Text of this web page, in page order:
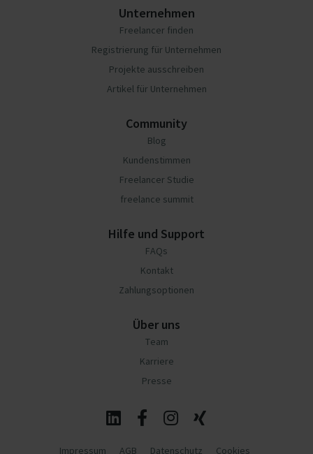
Unternehmen
Freelancer finden
Registrierung für Unternehmen
Projekte ausschreiben
Artikel für Unternehmen
Community
Blog
Kundenstimmen
Freelancer Studie
freelance summit
Hilfe und Support
FAQs
Kontakt
Zahlungsoptionen
Über uns
Team
Karriere
Presse
Impressum AGB Datenschutz Cookies